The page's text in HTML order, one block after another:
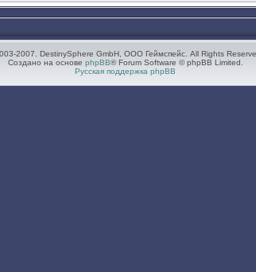
2007. DestinySphere GmbH, ООО Геймспейс. All Rights
Создано на основе phpBB® Forum Software © phpBB Limited.
Русская поддержка phpBB